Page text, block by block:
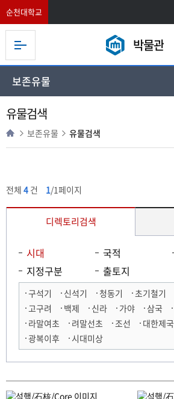
순천대학교
박물관
보존유물
유물검색
보존유물 유물검색
전체 4 건 1/1페이지
디렉토리검색
시대
구석기 신석기 청동기 초기철기
고구려
백제 신라 가야 삼국
라말여초
려말선초 조선 대한제국
광복이후
시대미상
국적
지정구분
출토지